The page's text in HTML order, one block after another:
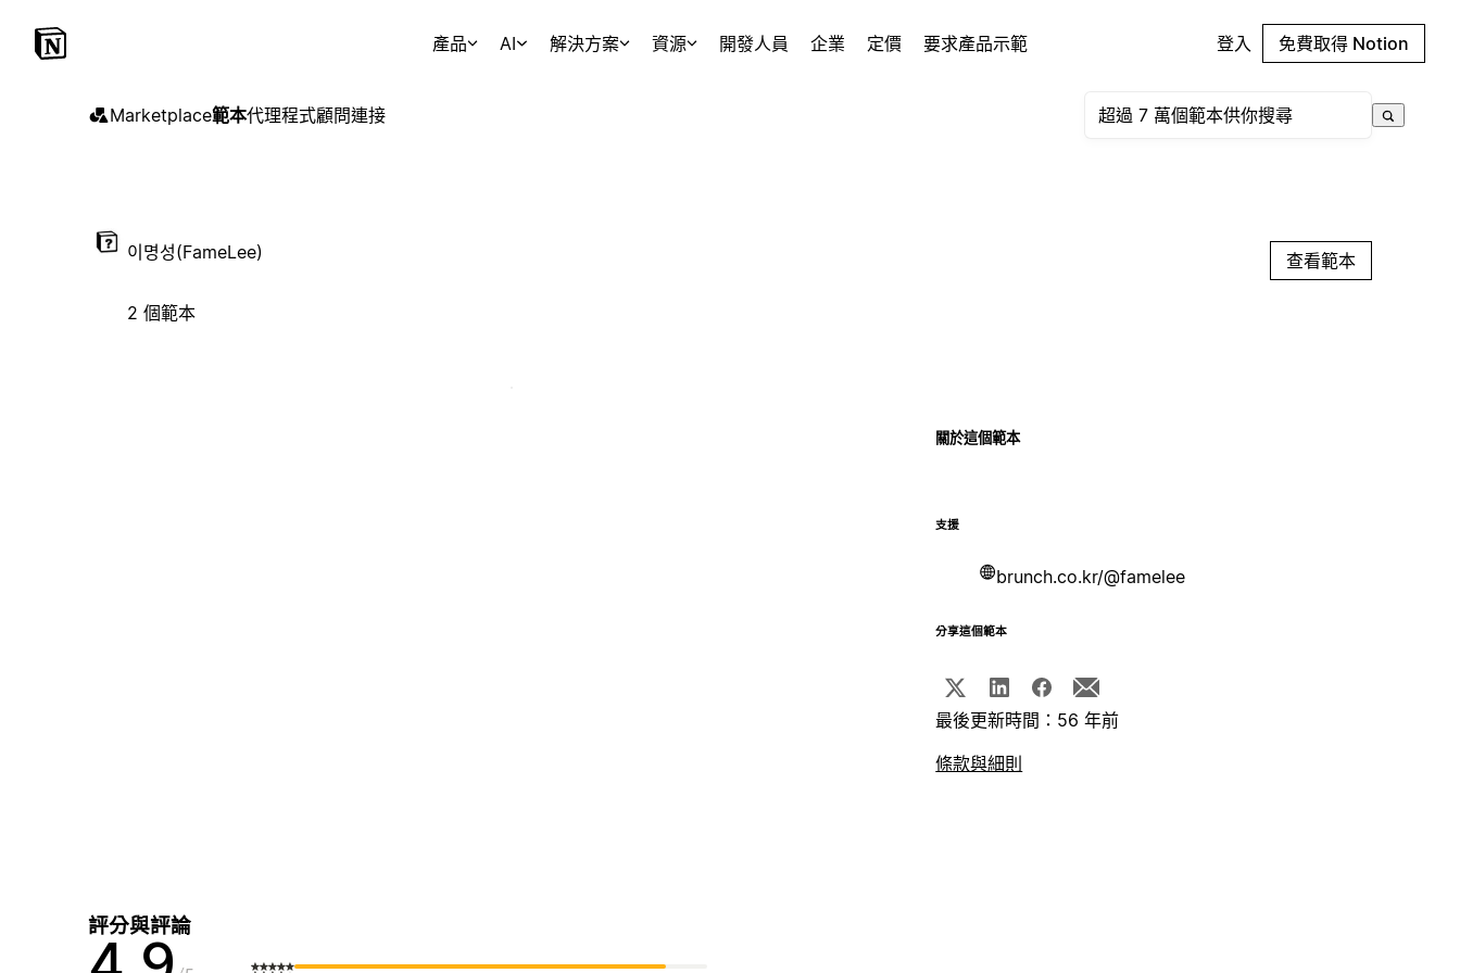
產品 AI 解決方案 資源 開發人員 企業 定價 要求產品示範 登入 免費取得 Notion
Marketplace範本代理程式顧問連接
이명성(FameLee)
2 個範本
查看範本
關於這個範本
支援
brunch.co.kr/@famelee
分享這個範本
最後更新時間：56 年前
條款與細則
評分與評論